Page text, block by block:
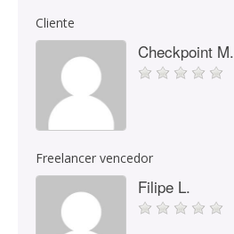
Cliente
Checkpoint M.
Freelancer vencedor
Filipe L.